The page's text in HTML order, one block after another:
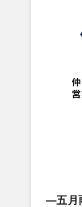
―五月